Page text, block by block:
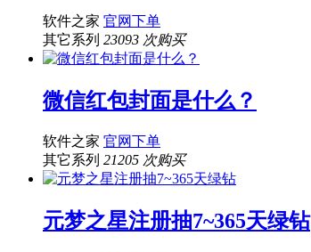
软件之家 官网下单
其它系列 23093 次购买
微信红包封面是什么？
软件之家 官网下单
其它系列 21205 次购买
元梦之星注册抽7~365天绿钻